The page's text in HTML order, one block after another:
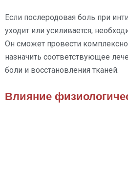
Если послеродовая боль при
уходит или усиливается,
Он сможет провести
назначить соответствующее
боли и восстановления тканей.
Влияние